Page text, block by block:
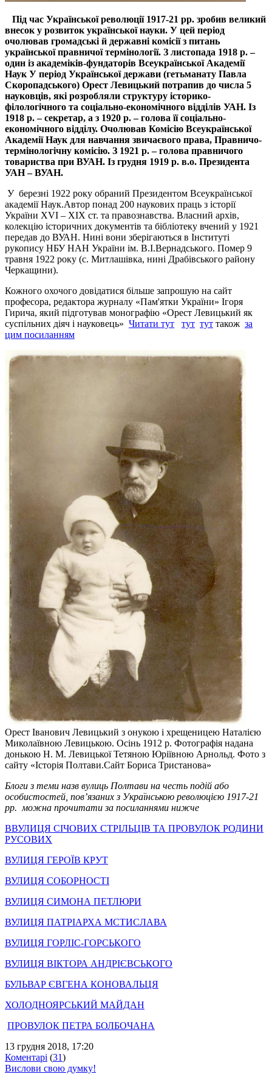
Під час Української революції 1917-21 рр. зробив великий
внесок у розвиток української науки. У цей період
очолював громадські й державні комісії з питань
української правничої термінології. З листопада 1918 р. –
один із академіків-фундаторів Всеукраїнської Академії
Наук У період Української держави (гетьманату Павла
Скоропадського) Орест Левицький потрапив до числа 5
науковців, які розробляли структуру історико-
філологічного та соціально-економічного відділів УАН. Із
1918 р. – секретар, а з 1920 р. – голова її соціально-
економічного відділу. Очолював Комісію Всеукраїнської
Академії Наук для навчання звичаєвого права, Правничо-
термінологічну комісію. З 1921 р. – голова правничого
товариства при ВУАН. Із грудня 1919 р. в.о. Президента
УАН – ВУАН.
У березні 1922 року обраний Президентом Всеукраїнської
академії Наук.Автор понад 200 наукових праць з історії
України XVI – ХІХ ст. та правознавства. Власний архів,
колекцію історичних документів та бібліотеку вчений у 1921
передав до ВУАН. Нині вони зберігаються в Інституті
рукопису НБУ НАН України ім. В.І.Вернадського. Помер 9
травня 1922 року (с. Митлашівка, нині Драбівського району
Черкащини).
Кожного охочого довідатися більше запрошую на сайт
професора, редактора журналу «Пам'ятки України» Ігоря
Гирича, який підготував монографію «Орест Левицький як
суспільних діяч і науковець» Читати тут тут тут також за
цим посиланням
Орест Іванович Левицький з онукою і хрещеницею Наталією
Миколаївною Левицькою. Осінь 1912 р. Фотографія надана
донькою Н. М. Левицької Тетяною Юріївною Арнольд. Фото з
сайту «Історія Полтави.Сайт Бориса Тристанова»
Блоги з теми назв вулиць Полтави на честь подій або
особистостей, пов’язаних з Українською революцією 1917-21
рр. можна прочитати за посиланнями нижче
ВВУЛИЦЯ СІЧОВИХ СТРІЛЬЦІВ ТА ПРОВУЛОК РОДИНИ
РУСОВИХ
ВУЛИЦЯ ГЕРОЇВ КРУТ
ВУЛИЦЯ СОБОРНОСТІ
ВУЛИЦЯ СИМОНА ПЕТЛЮРИ
ВУЛИЦЯ ПАТРІАРХА МСТИСЛАВА
ВУЛИЦЯ ГОРЛІС-ГОРСЬКОГО
ВУЛИЦЯ ВІКТОРА АНДРІЄВСЬКОГО
БУЛЬВАР ЄВГЕНА КОНОВАЛЬЦЯ
ХОЛОДНОЯРСЬКИЙ МАЙДАН
ПРОВУЛОК ПЕТРА БОЛБОЧАНА
13 грудня 2018, 17:20
Коментарі (31)
Вислови свою думку!